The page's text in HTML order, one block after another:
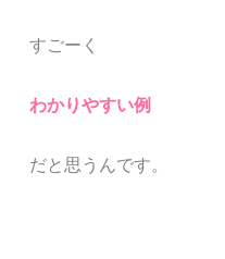
すごーく
わかりやすい例
だと思うんです。